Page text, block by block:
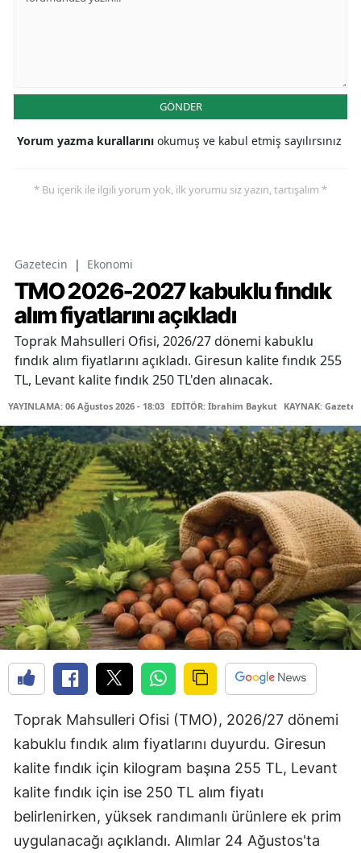
GÖNDER
Yorum yazma kurallarını okumuş ve kabul etmiş sayılırsınız
* Bu içerik ile ilgili yorum yok, ilk yorumu siz yazın, tartışalım *
Gazetecin | Ekonomi
TMO 2026-2027 kabuklu fındık
alım fiyatlarını açıkladı
Toprak Mahsulleri Ofisi, 2026/27 dönemi kabuklu
fındık alım fiyatlarını açıkladı. Giresun kalite fındık 255
TL, Levant kalite fındık 250 TL'den alınacak.
YAYINLAMA: 06 Ağustos 2026 - 18:03 EDİTÖR: İbrahim Baykut KAYNAK:
Toprak Mahsulleri Ofisi (TMO), 2026/27 dönemi
kabuklu fındık alım fiyatlarını duyurdu. Giresun
kalite fındık için kilogram başına 255 TL, Levant
kalite fındık için ise 250 TL alım fiyatı
belirlenirken, yüksek randımanlı ürünlere ek prim
uygulanacağı açıklandı. Alımlar 24 Ağustos'ta